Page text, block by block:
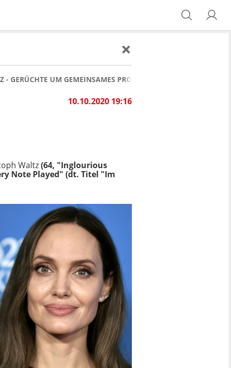
GERÜCHTE UM GEMEINSAMES PROJEKT!
10.10.2020 19:16
Waltz(64, "Inglourious
Note Played" (dt. Titel "Im